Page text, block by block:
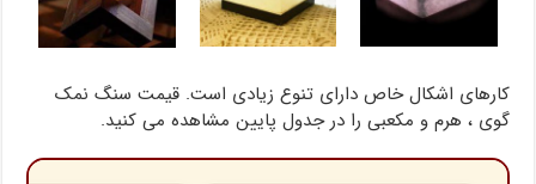
کارهای اشکال خاص دارای تنوع زیادی است. قیمت سنگ نمک
گوی ، هرم و مکعبی را در جدول پایین مشاهده می کنید.